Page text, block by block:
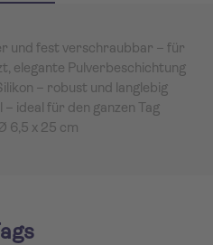
und fest verschraubbar – für
elegante Pulverbeschichtung
– robust und langlebig
– ideal für den ganzen Tag
6,5 x 25 cm